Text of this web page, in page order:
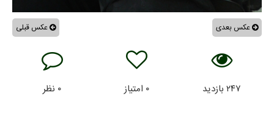
عکس قبلی عکس بعدی
۲۴۷بازدید ۰ امتیاز ۰ نظر